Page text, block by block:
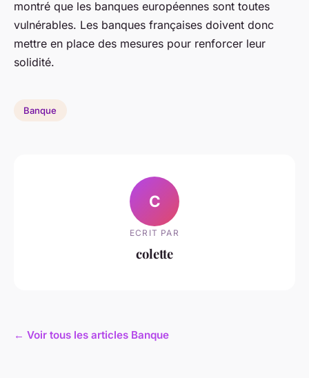
montré que les banques européennes sont toutes
vulnérables. Les banques françaises doivent donc
mettre en place des mesures pour renforcer leur
solidité.
Banque
C
ECRIT PAR
colette
← Voir tous les articles Banque